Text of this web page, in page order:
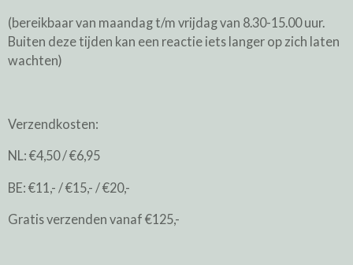
(bereikbaar van maandag t/m vrijdag van 8.30-15.00 uur.
Buiten deze tijden kan een reactie iets langer op zich laten
wachten)
Verzendkosten:
NL: €4,50 / €6,95
BE: €11,- / €15,- / €20,-
Gratis verzenden vanaf €125,-